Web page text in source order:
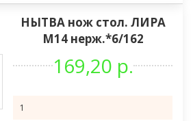
НЫТВА нож стол. ЛИРА
М14 нерж.*6/162
169,20 р.